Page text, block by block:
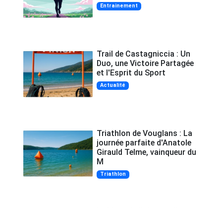
Entrainement
Trail de Castagniccia : Un
Duo, une Victoire Partagée
et l'Esprit du Sport
Actualité
Triathlon de Vouglans : La
journée parfaite d'Anatole
Girauld Telme, vainqueur du
M
Triathlon